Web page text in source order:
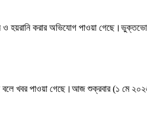
ও হয়রানি করার অভিযোগ পাওয়া
বলে খবর পাওয়া গেছে।আজ শুক্রবার (১ মে